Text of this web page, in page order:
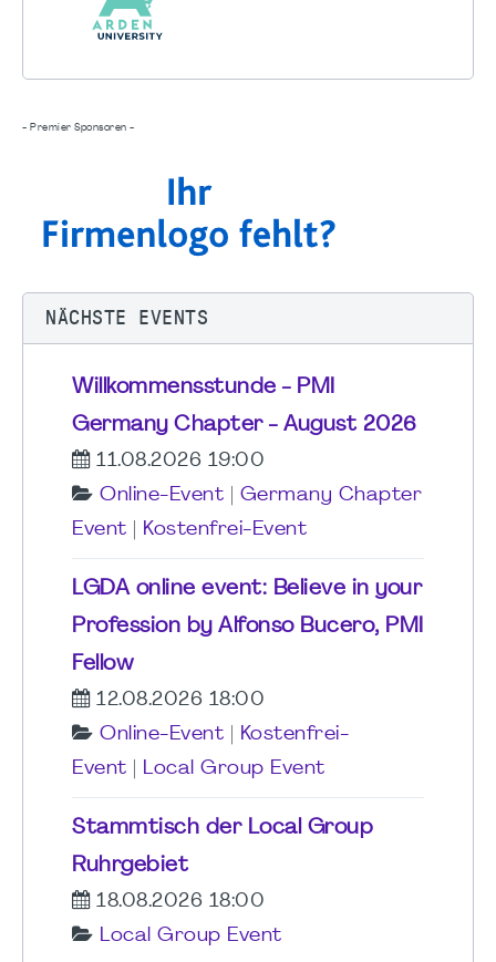
- Premier Sponsoren -
NÄCHSTE EVENTS
Willkommensstunde - PMI
Germany Chapter - August 2026
11.08.2026 19:00
Online-Event
Germany Chapter
Event
Kostenfrei-Event
LGDA online event: Believe in your
Profession by Alfonso Bucero, PMI
Fellow
12.08.2026 18:00
Online-Event
Kostenfrei-
Event
Local Group Event
Stammtisch der Local Group
Ruhrgebiet
18.08.2026 18:00
Local Group Event